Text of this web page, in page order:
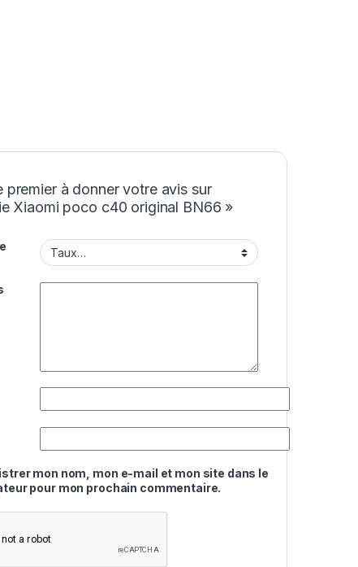
premier à donner votre avis sur
Xiaomi poco c40 original BN66 »
mon nom, mon e-mail et mon site dans le
pour mon prochain commentaire.